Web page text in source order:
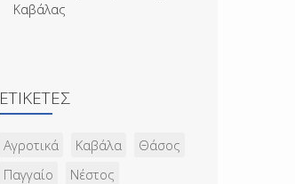
Καβάλας
ΕΤΙΚΈΤΕΣ
Αγροτικά Καβάλα
Θάσος
Παγγαίο
Νέστος